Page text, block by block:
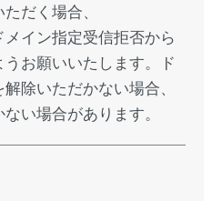
だく場合、
メイン指定受信拒否から
お願いいたします。ド
除いただかない場合、
い場合があります。